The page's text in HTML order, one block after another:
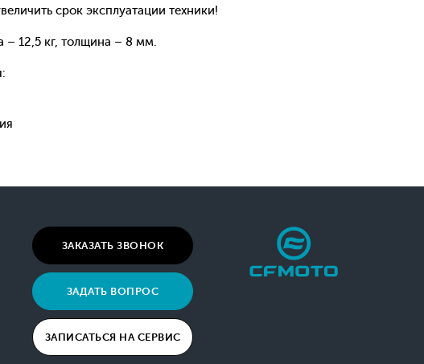
срок эксплуатации техники!
– 12,5 кг, толщина – 8 мм.
ЗАКАЗАТЬ ЗВОНОК
ЗАДАТЬ ВОПРОС
ЗАПИСАТЬСЯ НА СЕРВИС